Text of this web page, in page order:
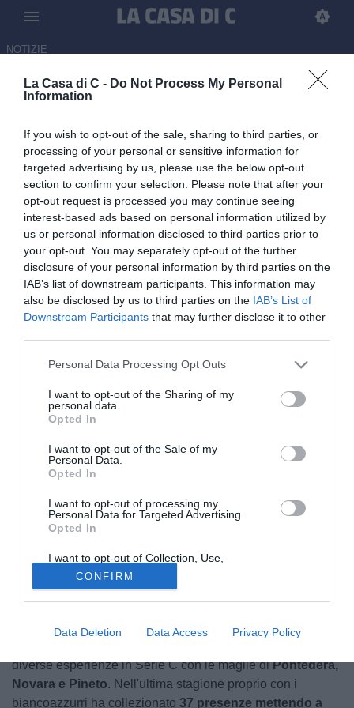
La Casa di C - Do Not Process My Personal
Information
If you wish to opt-out of the sale, sharing to third parties, or
processing of your personal or sensitive information for
targeted advertising by us, please use the below opt-out
section to confirm your selection. Please note that after your
opt-out request is processed you may continue seeing
interest-based ads based on personal information utilized by
us or personal information disclosed to third parties prior to
your opt-out. You may separately opt-out of the further
disclosure of your personal information by third parties on the
IAB’s list of downstream participants. This information may
also be disclosed by us to third parties on the IAB’s List of
Downstream Participants that may further disclose it to other
Personal Data Processing Opt Outs
I want to opt-out of the Sharing of my
personal data.
Opted In
I want to opt-out of the Sale of my
Personal Data.
Opted In
I want to opt-out of processing my
Personal Data for Targeted Advertising.
Opted In
I want to opt-out of Collection, Use,
Retention, Sale, and/or Sharing of my
Personal Data that Is Unrelated with the
Purposes for which it was collected.
Opted Out
CONFIRM
Data Deletion Data Access Privacy Policy
NOTIZIE
Altamura, ufficiale l'acquisto di
prestito
08.07.2026 12:05 diMatteo Di Mario
L'Altamura ha ufficializzato l'arrivo di Lorenzo Gagliardi, difensore
classe 2005 cresciuto nel vivaio del Genoa, in prestito secco per la
© foto di Team Altamura
L’Altamura lavora per migliorare la rosa a disposizione del
nuovo allenatore Ledian Memushaj, alla sua prima
esperienza tra i professionisti in Serie C, e mette a segno
un importante rinforzo. Comeanticipato
scorsi, è ufficiale l'arrivo in Puglia di
diverse esperienze in Serie C con le maglie diPontedera,
Novara e Pineto. Nell'ultima stagione proprio con i
biancoazzurri ha collezionato 37 presenze mettendo a